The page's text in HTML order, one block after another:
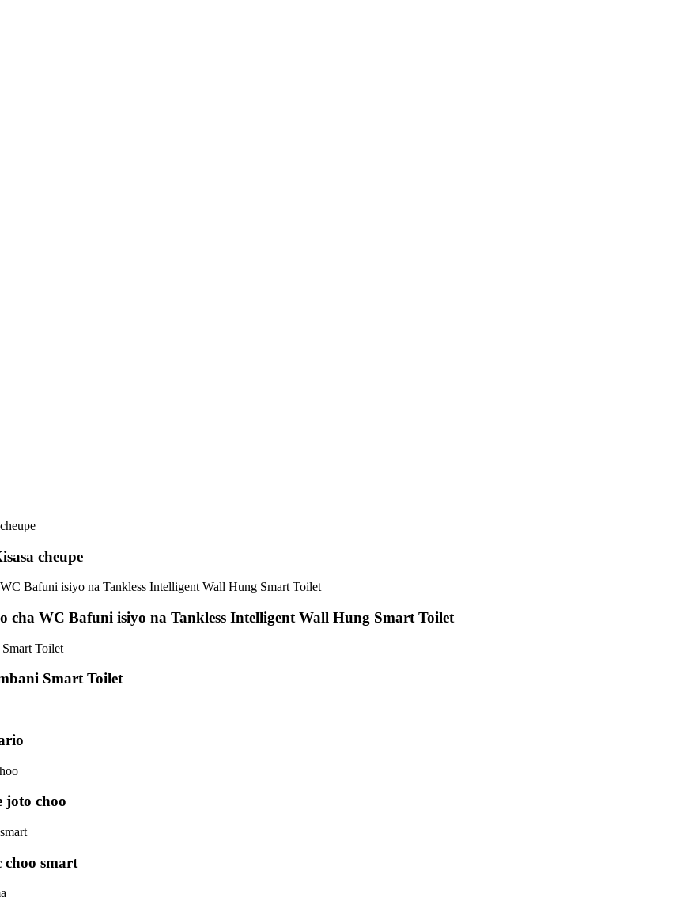
cheupe
WC Bafuni isiyo na Tankless Intelligent Wall Hung Smart Toilet
Smart Toilet
joto choo
smart